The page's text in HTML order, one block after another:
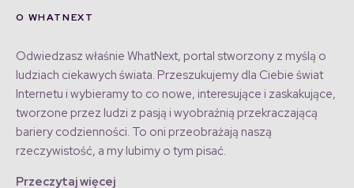
O WHATNEXT
Odwiedzasz właśnie WhatNext, portal stworzony z myślą o
ludziach ciekawych świata. Przeszukujemy dla Ciebie świat
Internetu i wybieramy to co nowe, interesujące i zaskakujące,
tworzone przez ludzi z pasją i wyobraźnią przekraczającą
bariery codzienności. To oni przeobrażają naszą
rzeczywistość, a my lubimy o tym pisać.
Przeczytaj więcej